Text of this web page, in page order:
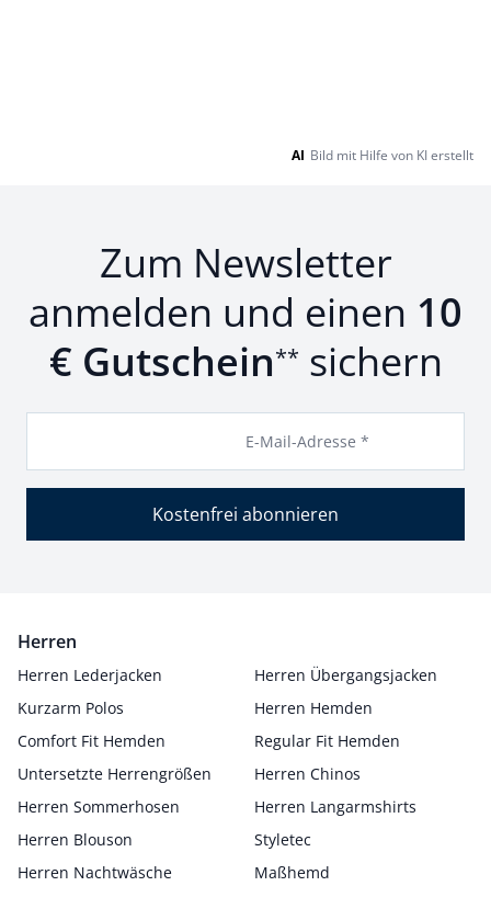
AI Bild mit Hilfe von KI erstellt
Zum Newsletter
anmelden und einen 10
€ Gutschein** sichern
E-Mail-Adresse *
Kostenfrei abonnieren
Herren
Herren Lederjacken
Herren Übergangsjacken
Kurzarm Polos
Herren Hemden
Comfort Fit Hemden
Regular Fit Hemden
Untersetzte Herrengrößen
Herren Chinos
Herren Sommerhosen
Herren Langarmshirts
Herren Blouson
Styletec
Herren Nachtwäsche
Maßhemd